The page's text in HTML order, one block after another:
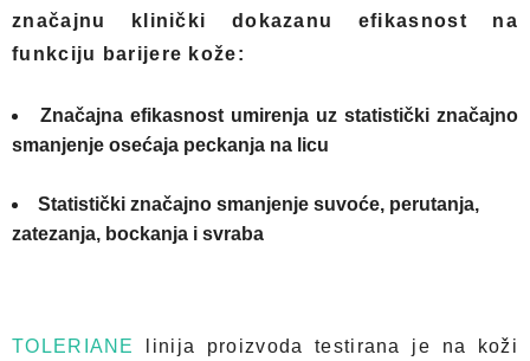
značajnu klinički dokazanu efikasnost na
funkciju barijere kože:
Značajna efikasnost umirenja uz statistički značajno
smanjenje osećaja peckanja na licu
Statistički značajno smanjenje suvoće, perutanja,
zatezanja, bockanja i svraba
TOLERIANE linija proizvoda testirana je na koži